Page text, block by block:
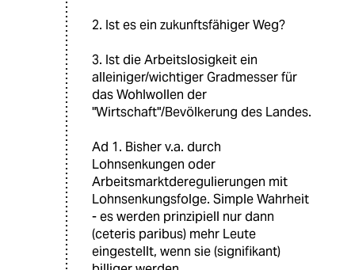
2. Ist es ein zukunftsfähiger Weg?
3. Ist die Arbeitslosigkeit ein
alleiniger/wichtiger Gradmesser für
das Wohlwollen der
"Wirtschaft"/Bevölkerung des Landes.
Ad 1. Bisher v.a. durch
Lohnsenkungen oder
Arbeitsmarktderegulierungen mit
Lohnsenkungsfolge. Simple Wahrheit
- es werden prinzipiell nur dann
(ceteris paribus) mehr Leute
eingestellt, wenn sie (signifikant)